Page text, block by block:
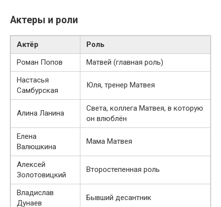
Актеры и роли
Актёр
Роль
Роман Попов
Матвей (главная роль)
Настасья
Самбурская
Юля, тренер Матвея
Алина Ланина
Света, коллега Матвея, в которую
он влюблён
Елена
Валюшкина
Мама Матвея
Алексей
Золотовицкий
Второстепенная роль
Владислав
Дунаев
Бывший десантник